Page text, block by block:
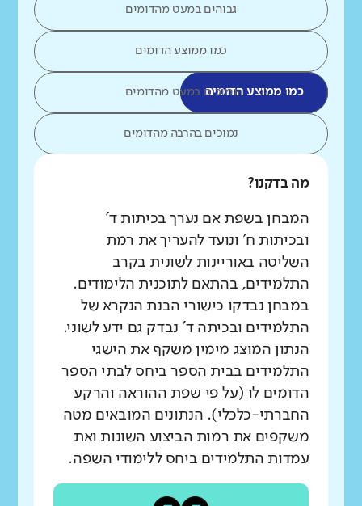
גבוהים במעט מהדומים
כמו ממוצע הדומים
כמו ממוצע הדומיםנמוכים במעט מהדומים
נמוכים בהרבה מהדומים
מה בדקנו?
המבחן בשפת אם נערך בכיתות ד'
ובכיתות ח' ונועד להעריך את רמת
השליטה באוריינות לשונית בקרב
התלמידים, בהתאם לתוכנית הלימודים.
במבחן נבדקו כישורי הבנת הנקרא של
התלמידים ובכיתה ד' נבדק גם ידע לשוני.
הנתון המוצג מימין משקף את הישגי
התלמידים בבית הספר ביחס לבתי הספר
הדומים לו (על פי שפת ההוראה והרקע
החברתי-כלכלי). הנתונים המובאים מטה
משקפים את רמות הביצוע השונות ואת
עמדות התלמידים ביחס ללימודי השפה.